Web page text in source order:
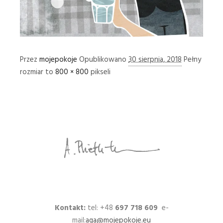
Przez mojepokoje Opublikowano 30 sierpnia, 2018 Pełny
rozmiar to 800 × 800 pikseli
Kontakt:tel: +48 697 718 609 e-
mail:aga@mojepokoje.eu